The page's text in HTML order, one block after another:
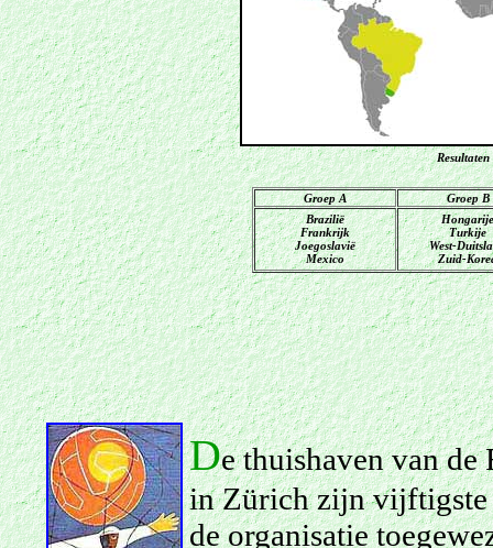
Groep A
Groep B
Brazilië
Frankrijk
Joegoslavië
Mexico
Hongarije
Turkije
West-
Zuid-
De thuishaven van
in Zürich zijn vijftigste
de organisatie